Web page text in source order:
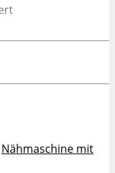
Nähmaschine mit